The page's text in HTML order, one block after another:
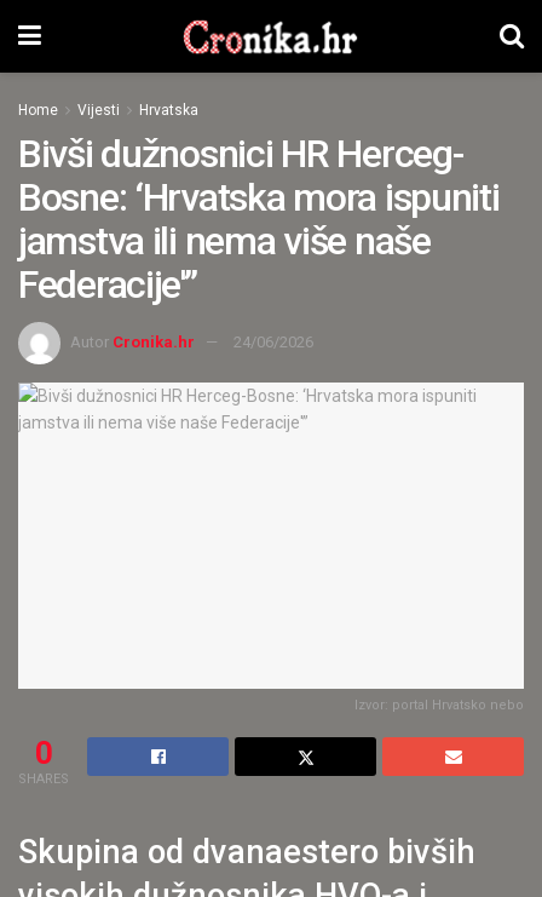
Home Vijesti Hrvatska
Bivši dužnosnici HR Herceg-
Bosne: ‘Hrvatska mora ispuniti
jamstva ili nema više naše
Federacije'”
Autor Cronika.hr 24/06/2026
Izvor: portal Hrvatsko nebo
0
SHARES
Skupina od dvanaestero bivših